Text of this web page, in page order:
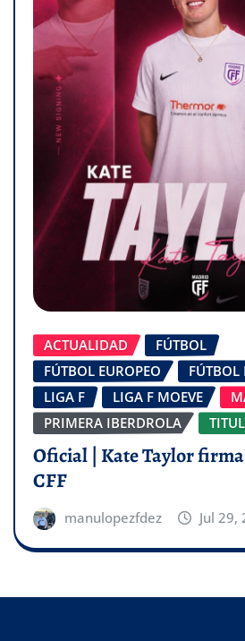
ACTUALIDAD
FÚTBOL
FÚTBOL EUROPEO
FÚTBOL
LIGA F
LIGA F MOEVE
PRIMERA IBERDROLA
Oficial | Kate Taylor
CFF
manulopezfdez Jul 29,